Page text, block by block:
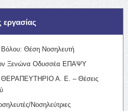
εργασίας
Θέση Νοσηλευτή
Ξενώνα Οδυσσέα ΕΠΑΨΥ
ΘΕΡΑΠΕΥΤΗΡΙΟ Α. Ε. – Θέσεις
Νοσηλεύτριες